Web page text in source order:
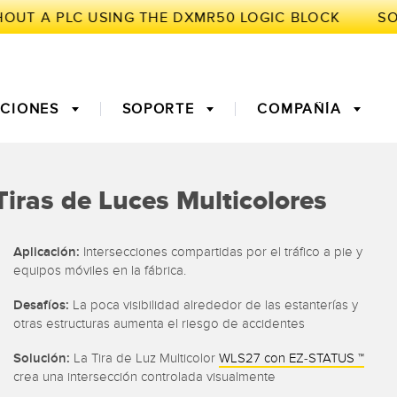
de Fibra
Sensors
Mantenimiento Predictivo y
Preventivo
Predictivo Monitoreo Remoto
SOPORTE COMPAÑÍA
de Luces Multicolores
Aplicación: Intersecciones compartidas por el tráfico a pie y
equipos móviles en la fábrica.
Desafíos: La poca visibilidad alrededor de las estanterías y
otras estructuras aumenta el riesgo de accidentes
Solución: La Tira de Luz Multicolor WLS27 con EZ-STATUS ™
crea una intersección controlada visualmente